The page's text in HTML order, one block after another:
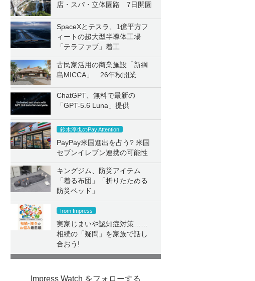
店・スパ・立体園路 7日開園
SpaceXとテスラ、1億平方フ
ィートの超大型半導体工場
「テラファブ」着工
古民家活用の商業施設「新綱
島MICCA」 26年秋開業
ChatGPT、無料で最新の
「GPT-5.6 Luna」提供
鈴木淳也のPay Attention
PayPay米国進出を占う? 米国
セブンイレブン連携の可能性
キングジム、防災アイテム
「着る布団」「折りたためる
防災ベッド」
from Impress
実家じまいや認知症対策……
相続の「疑問」を家族で話し
合おう!
Impress Watch をフォローする